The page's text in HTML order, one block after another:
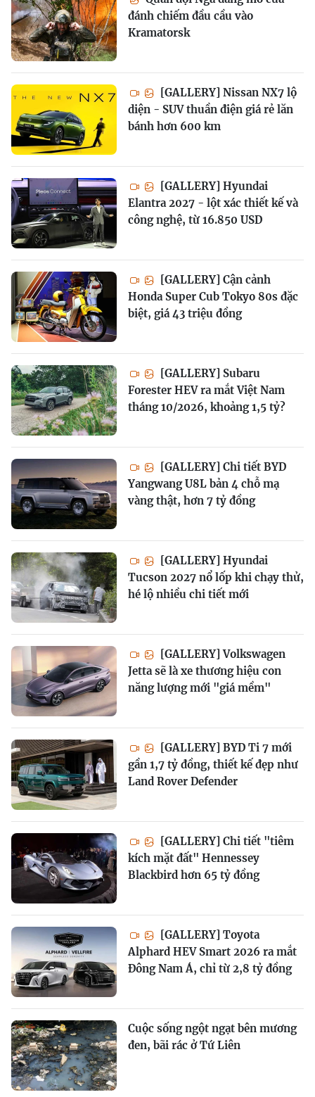
đánh chiếm đầu cầu vào
Kramatorsk
[GALLERY] Nissan NX7 lộ
diện - SUV thuần điện giá rẻ lăn
bánh hơn 600 km
[GALLERY] Hyundai
Elantra 2027 - lột xác thiết kế và
công nghệ, từ 16.850 USD
[GALLERY] Cận cảnh
Honda Super Cub Tokyo 80s đặc
biệt, giá 43 triệu đồng
[GALLERY] Subaru
Forester HEV ra mắt Việt Nam
tháng 10/2026, khoảng 1,5 tỷ?
[GALLERY] Chi tiết BYD
Yangwang U8L bản 4 chỗ mạ
vàng thật, hơn 7 tỷ đồng
[GALLERY] Hyundai
Tucson 2027 nổ lốp khi chạy thử,
hé lộ nhiều chi tiết mới
[GALLERY] Volkswagen
Jetta sẽ là xe thương hiệu con
năng lượng mới "giá mềm"
[GALLERY] BYD Ti 7 mới
gần 1,7 tỷ đồng, thiết kế đẹp như
Land Rover Defender
[GALLERY] Chi tiết "tiêm
kích mặt đất" Hennessey
Blackbird hơn 65 tỷ đồng
[GALLERY] Toyota
Alphard HEV Smart 2026 ra mắt
Đông Nam Á, chỉ từ 2,8 tỷ đồng
Cuộc sống ngột ngạt bên mương
đen, bãi rác ở Tứ Liên